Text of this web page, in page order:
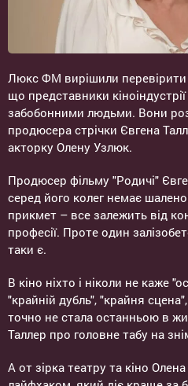
Люкс ФМ вирішили
що представники
забобонними людьми. Вони
продюсера стрічки Євгена
акторку Олену Узлюк.
Продюсер фільму "Родичі"
серед його колег немає
прикмет – все залежить від
професії. Проте один
таки є.
В кіно ніхто і ніколи не каже
"крайній дубль", "крайня
точно не стала останньою в
Таллер про головне табу на
А от зірка театру та кіно